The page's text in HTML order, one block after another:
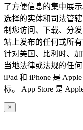
了方便信息的集中展
选择的实体和司法管
制您访问、下载、分
站上发布的任何或所
针对美国、比利时、
当地法律或法规的任
iPad 和 iPhone 是
标。 App Store 是
×